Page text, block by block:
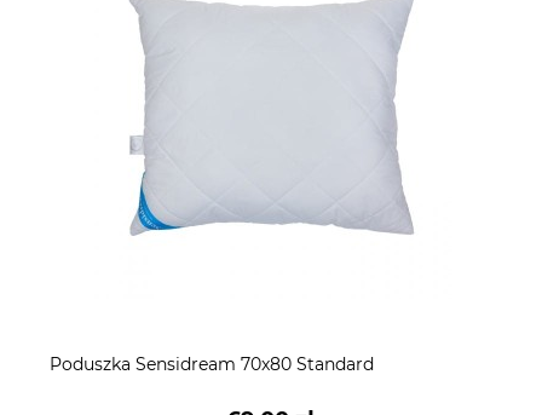
Poduszka Sensidream 70x80 Standard